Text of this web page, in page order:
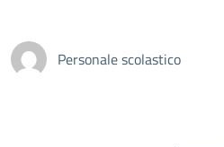
Personale scolastico